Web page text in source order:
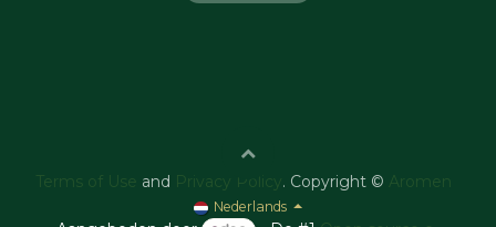
Terms of Use and Privacy Policy . Copyright © Aromen
Nederlands